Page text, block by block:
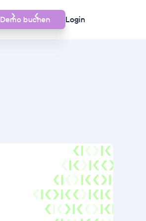
Demo buchen Login